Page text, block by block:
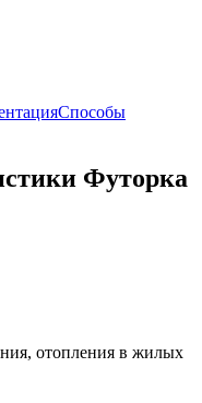
Способы
Футорка
отопления в жилых